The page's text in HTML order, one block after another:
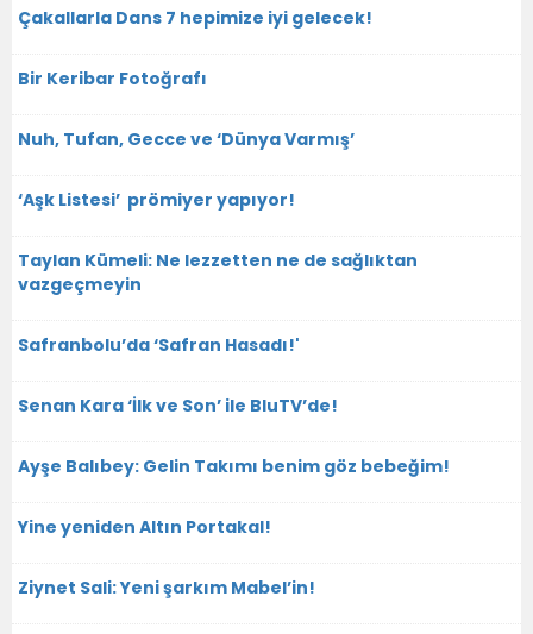
Çakallarla Dans 7 hepimize iyi gelecek!
Bir Keribar Fotoğrafı
Nuh, Tufan, Gecce ve ‘Dünya Varmış’
‘Aşk Listesi’ prömiyer yapıyor!
Taylan Kümeli: Ne lezzetten ne de sağlıktan
vazgeçmeyin
Safranbolu’da ‘Safran Hasadı!'
Senan Kara ‘İlk ve Son’ ile BluTV’de!
Ayşe Balıbey: Gelin Takımı benim göz bebeğim!
Yine yeniden Altın Portakal!
Ziynet Sali: Yeni şarkım Mabel’in!